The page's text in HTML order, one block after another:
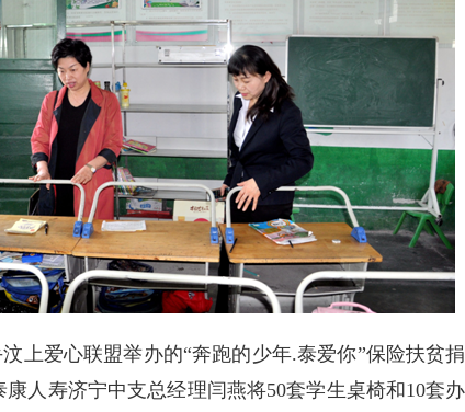
上爱心联盟举办的“奔跑的少年.泰爱你”保险扶贫
人寿济宁中支总经理闫燕将50套学生桌椅和10套